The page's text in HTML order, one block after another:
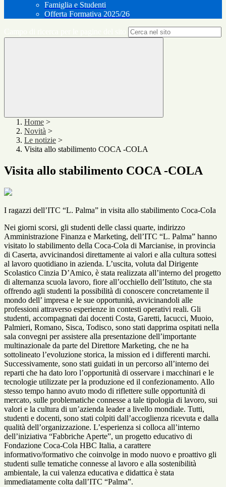
Famiglia e Studenti
Offerta Formativa 2025/26
Home >
Novità >
Le notizie >
Visita allo stabilimento COCA -COLA
Visita allo stabilimento COCA -COLA
I ragazzi dell’ITC “L. Palma” in visita allo stabilimento Coca-CoIa
Nei giorni scorsi, gli studenti delle classi quarte, indirizzo
Amministrazione Finanza e Marketing, dell’ITC “L. Palma” hanno
visitato lo stabilimento della Coca-Cola di Marcianise, in provincia
di Caserta, avvicinandosi direttamente ai valori e alla cultura sottesi
al lavoro quotidiano in azienda. L’uscita, voluta dal Dirigente
Scolastico Cinzia D’Amico, è stata realizzata all’interno del progetto
di alternanza scuola lavoro, fiore all’occhiello dell’Istituto, che sta
offrendo agli studenti la possibilità di conoscere concretamente il
mondo dell’ impresa e le sue opportunità, avvicinandoli alle
professioni attraverso esperienze in contesti operativi reali. Gli
studenti, accompagnati dai docenti Costa, Garetti, Iacucci, Muoio,
Palmieri, Romano, Sisca, Todisco, sono stati dapprima ospitati nella
sala convegni per assistere alla presentazione dell’importante
multinazionale da parte del Direttore Marketing, che ne ha
sottolineato l’evoluzione storica, la mission ed i differenti marchi.
Successivamente, sono stati guidati in un percorso all’interno dei
reparti che ha dato loro l’opportunità di osservare i macchinari e le
tecnologie utilizzate per la produzione ed il confezionamento. Allo
stesso tempo hanno avuto modo di riflettere sulle opportunità di
mercato, sulle problematiche connesse a tale tipologia di lavoro, sui
valori e la cultura di un’azienda leader a livello mondiale. Tutti,
studenti e docenti, sono stati colpiti dall’accoglienza ricevuta e dalla
qualità dell’organizzazione. L’esperienza si colloca all’interno
dell’iniziativa “Fabbriche Aperte”, un progetto educativo di
Fondazione Coca‑Cola HBC Italia, a carattere
informativo/formativo che coinvolge in modo nuovo e proattivo gli
studenti sulle tematiche connesse al lavoro e alla sostenibilità
ambientale, la cui valenza educativa e didattica è stata
immediatamente colta dall’ITC “Palma”.